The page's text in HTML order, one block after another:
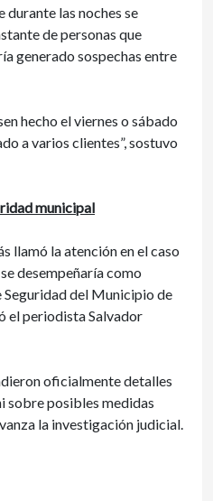
durante las noches se
de personas que
generado sospechas entre
hecho el viernes o sábado
a varios clientes”, sostuvo
municipal
llamó la atención en el caso
desempeñaría como
Seguridad del Municipio de
el periodista Salvador
oficialmente detalles
sobre posibles medidas
la investigación judicial.